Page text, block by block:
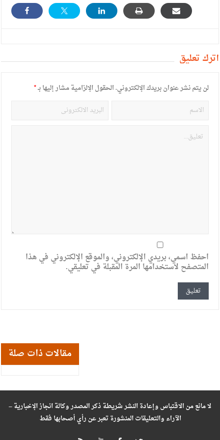
أترك تعليق
لن يتم نشر عنوان بريدك الإلكتروني.الحقول الإلزامية مشار إليها بـ*
احفظ اسمي، بريدي الإلكتروني، والموقع الإلكتروني في هذا
المتصفح لاستخدامها المرة المقبلة في تعليقي.
مقالات ذات صلة
لا مانع من الاقتباس وإعادة النشر شريطة ذكر المصدر وكالة انجاز الإخبارية –
الآراء والتعليقات المنشورة تعبر عن رأي أصحابها فقط